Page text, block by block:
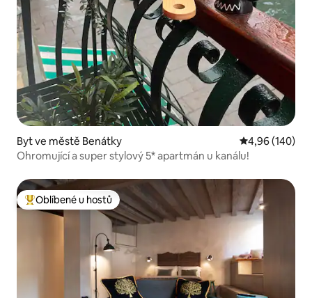
Byt ve městě Benátky Průměrné
4,96 (140)
Ohromující a super stylový 5* apartmán u kanálu!
Nejlepší v kategorii Oblíbené u hostů
Oblíbené u hostů